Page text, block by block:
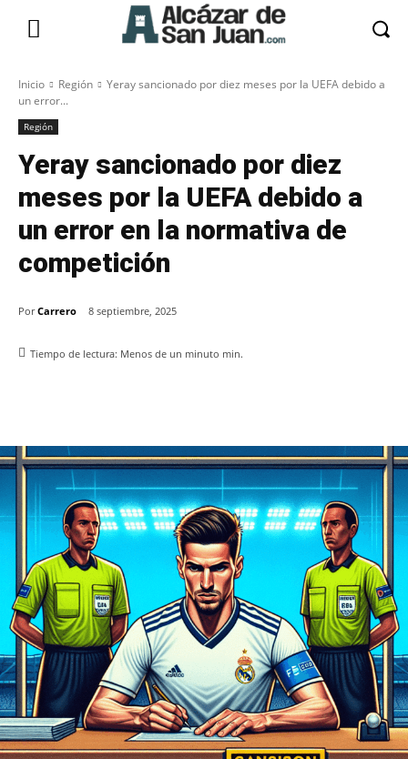
Inicio Región
Yeray sancionado por diez meses por la UEFA debido a
un error...
Región
Yeray sancionado por diez
meses por la UEFA debido a
un error en la normativa de
competición
Por Carrero 8 septiembre, 2025
Tiempo de lectura: Menos de un minuto min.